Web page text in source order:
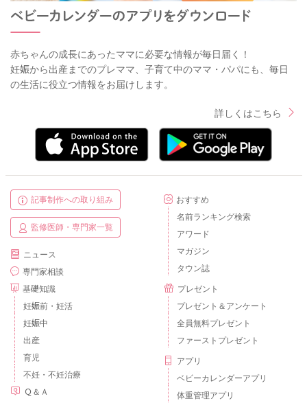
赤ちゃんの成長にあったママに必要な情報が毎日届く！
妊娠から出産までのプレママ、子育て中のママ・パパにも、毎日
の生活に役立つ情報をお届けします。
詳しくはこちら
記事制作への取り組み
監修医師・専門家一覧
ニュース
専門家相談
基礎知識
妊娠前・妊活
妊娠中
出産
育児
不妊・不妊治療
Ｑ＆Ａ
おすすめ
名前ランキング検索
アワード
マガジン
タウン誌
プレゼント
プレゼント＆アンケート
全員無料プレゼント
ファーストプレゼント
アプリ
ベビーカレンダーアプリ
体重管理アプリ